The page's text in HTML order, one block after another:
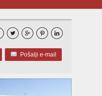
   
Pošalji e-mail